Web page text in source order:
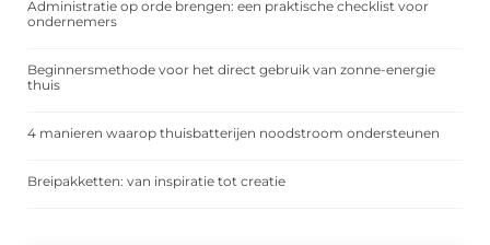
Administratie op orde brengen: een praktische checklist voor
ondernemers
Beginnersmethode voor het direct gebruik van zonne-energie
thuis
4 manieren waarop thuisbatterijen noodstroom ondersteunen
Breipakketten: van inspiratie tot creatie